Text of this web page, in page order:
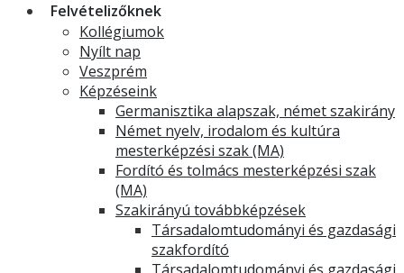
Felvételizőknek
Kollégiumok
Nyílt nap
Veszprém
Képzéseink
Germanisztika alapszak, német szakirány
Német nyelv, irodalom és kultúra
mesterképzési szak (MA)
Fordító és tolmács mesterképzési szak
(MA)
Szakirányú továbbképzések
Társadalomtudományi és gazdasági
szakfordító